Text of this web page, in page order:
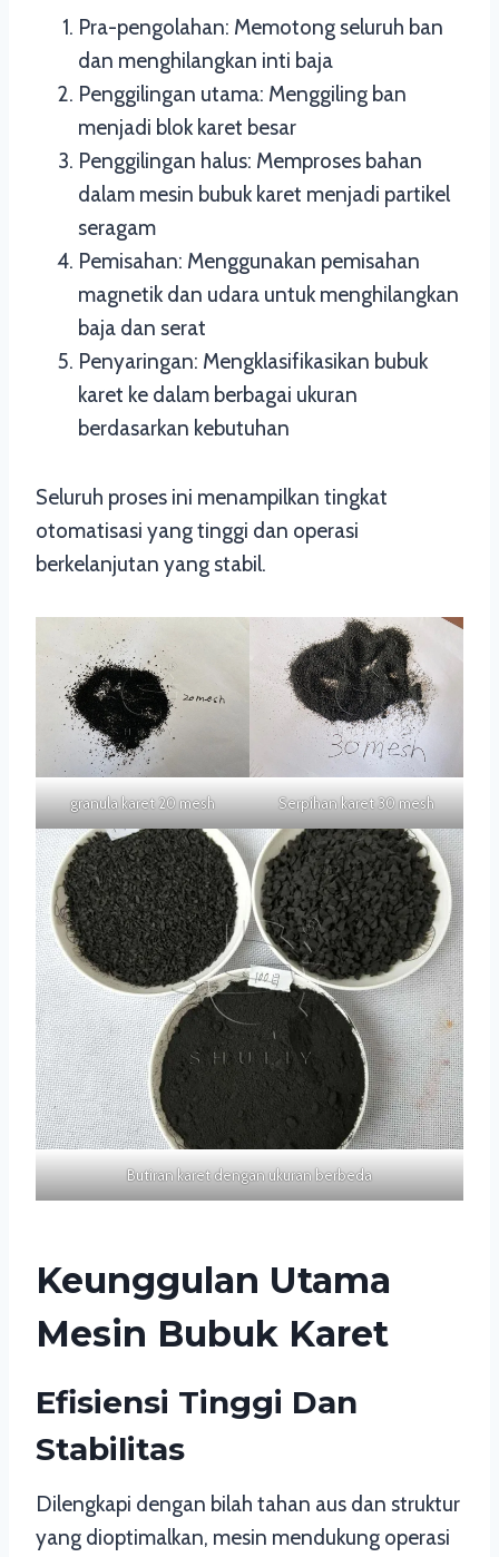
Pra-pengolahan: Memotong seluruh ban
dan menghilangkan inti baja
Penggilingan utama: Menggiling ban
menjadi blok karet besar
Penggilingan halus: Memproses bahan
dalam mesin bubuk karet menjadi partikel
seragam
Pemisahan: Menggunakan pemisahan
magnetik dan udara untuk menghilangkan
baja dan serat
Penyaringan: Mengklasifikasikan bubuk
karet ke dalam berbagai ukuran
berdasarkan kebutuhan
Seluruh proses ini menampilkan tingkat
otomatisasi yang tinggi dan operasi
berkelanjutan yang stabil.
granula karet 20 mesh Serpihan karet 30 mesh
Butiran karet dengan ukuran berbeda
Keunggulan Utama
Mesin Bubuk Karet
Efisiensi Tinggi Dan
Stabilitas
Dilengkapi dengan bilah tahan aus dan struktur
yang dioptimalkan, mesin mendukung operasi